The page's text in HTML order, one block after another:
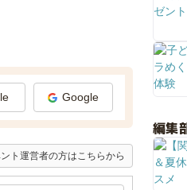
Google
ト運営者の方はこちらから
編集